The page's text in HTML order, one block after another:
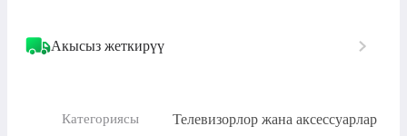
Акысыз жеткирүү
Категориясы Телевизорлор жана аксессуарлар